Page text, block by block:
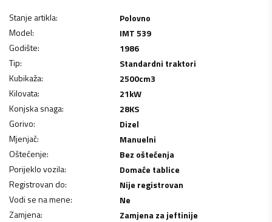
Stanje artikla:
Polovno
Model:
IMT 539
Godište:
1986
Tip:
Standardni traktori
Kubikaža: 2500cm3
Kilovata: 21kW
Konjska snaga: 28KS
Gorivo:
Dizel
Mjenjač:
Manuelni
Oštećenje:
Bez oštećenja
Porijeklo vozila:
Domaće tablice
Registrovan do:
Nije registrovan
Vodi se na mene:
Ne
Zamjena: Zamjena za jeftinije